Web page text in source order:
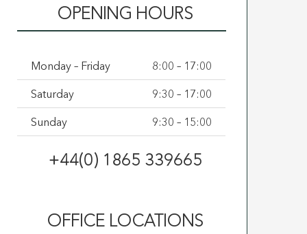
OPENING HOURS
Monday – Friday 8:00 – 17:00
Saturday 9:30 – 17:00
Sunday 9:30 – 15:00
+44(0) 1865 339665
OFFICE LOCATIONS